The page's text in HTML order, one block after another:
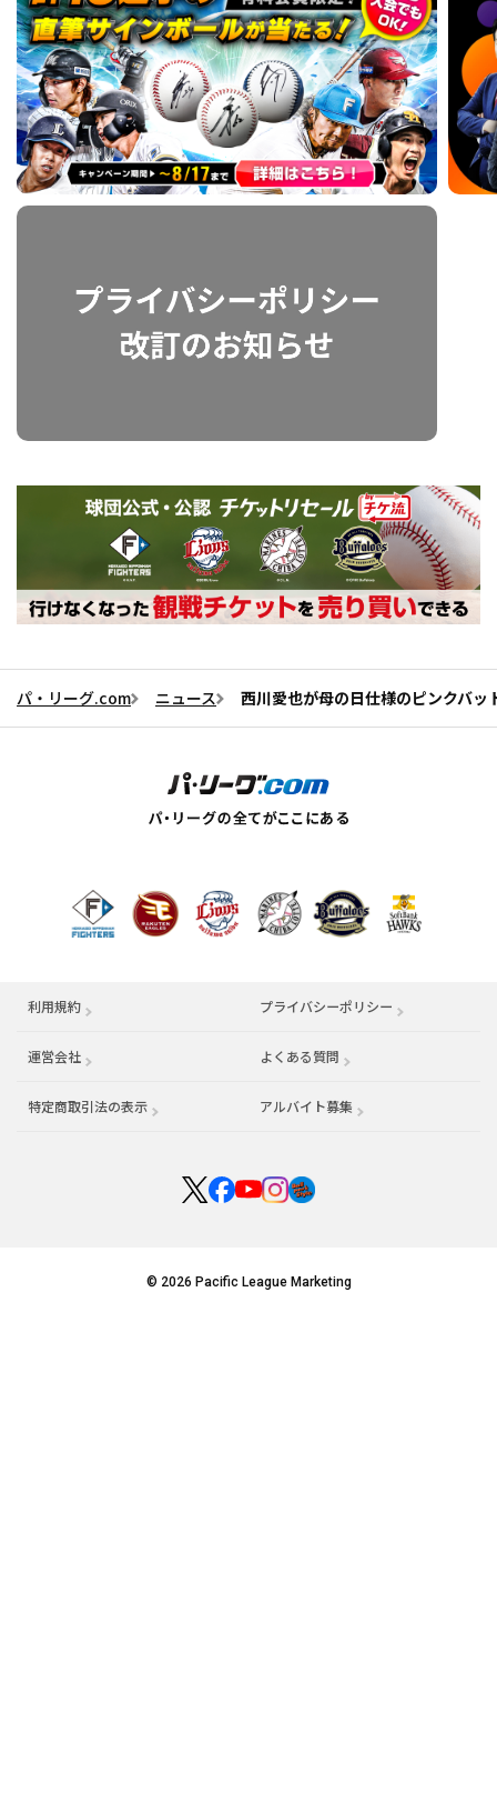
パ・リーグ.com ニュース 西川愛也が母の日仕様のピンクバ
利用規約 プライバシーポリシー
運営会社 （別ウィンドウで開く） よくある質問
特定商取引法の表示 アルバイト募集 （別ウィンドウで開く
© 2026 Pacific League Marketing